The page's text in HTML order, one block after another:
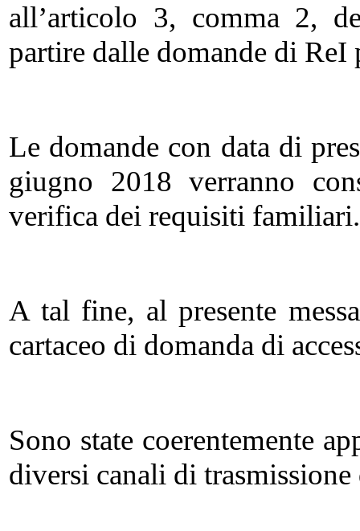
all’articolo 3, comma 2,
partire dalle domande di ReI
Le domande con data di
giugno 2018 verranno
verifica dei requisiti familiari.
A tal fine, al presente
cartaceo di domanda di
Sono state coerentemente
diversi canali di